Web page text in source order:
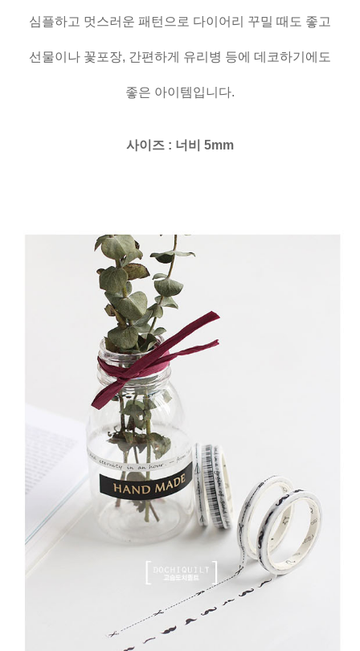
심플하고 멋스러운 패턴으로 다이어리 꾸밀 때도 좋고
선물이나 꽃포장, 간편하게 유리병 등에 데코하기에도
좋은 아이템입니다.
사이즈 : 너비 5mm